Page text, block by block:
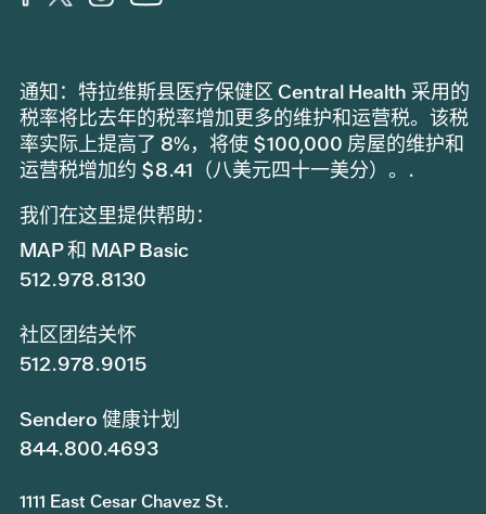
通知：特拉维斯县医疗保健区 Central Health 采用的
税率将比去年的税率增加更多的维护和运营税。该税
率实际上提高了 8%，将使 $100,000 房屋的维护和
运营税增加约 $8.41（八美元四十一美分）。.
我们在这里提供帮助：
MAP 和 MAP Basic
512.978.8130
社区团结关怀
512.978.9015
Sendero 健康计划
844.800.4693
1111 East Cesar Chavez St.